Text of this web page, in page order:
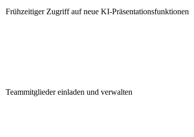
Frühzeitiger Zugriff auf neue KI-Präsentationsfunktionen
Teammitglieder einladen und verwalten